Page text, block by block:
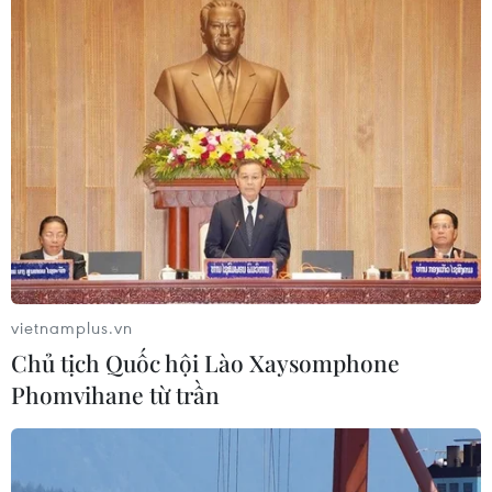
Bất ổn địa chính trị kìm hãm tăng
trưởng Eurozone
05/08/2026 22:59
Tổng thống Nga thay đổi vị
trí các chỉ huy tại mặt trận Ukraine
05/08/2026 15:26
Đâm dao ở trung tâm London, một
vietnamplus.vn
Chủ tịch Quốc hội Lào Xaysomphone
Phomvihane từ trần